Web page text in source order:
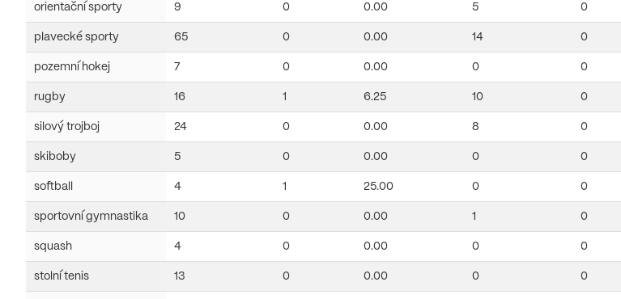
orientační sporty 9 0 0.00 5 0
plavecké sporty 65 0 0.00 14 0
pozemní hokej 7 0 0.00 0 0
rugby 16 1 6.25 10 0
silový trojboj 24 0 0.00 8 0
skiboby 5 0 0.00 0 0
softball 4 1 25.00 0 0
sportovní gymnastika 10 0 0.00 1 0
squash 4 0 0.00 0 0
stolní tenis 13 0 0.00 0 0